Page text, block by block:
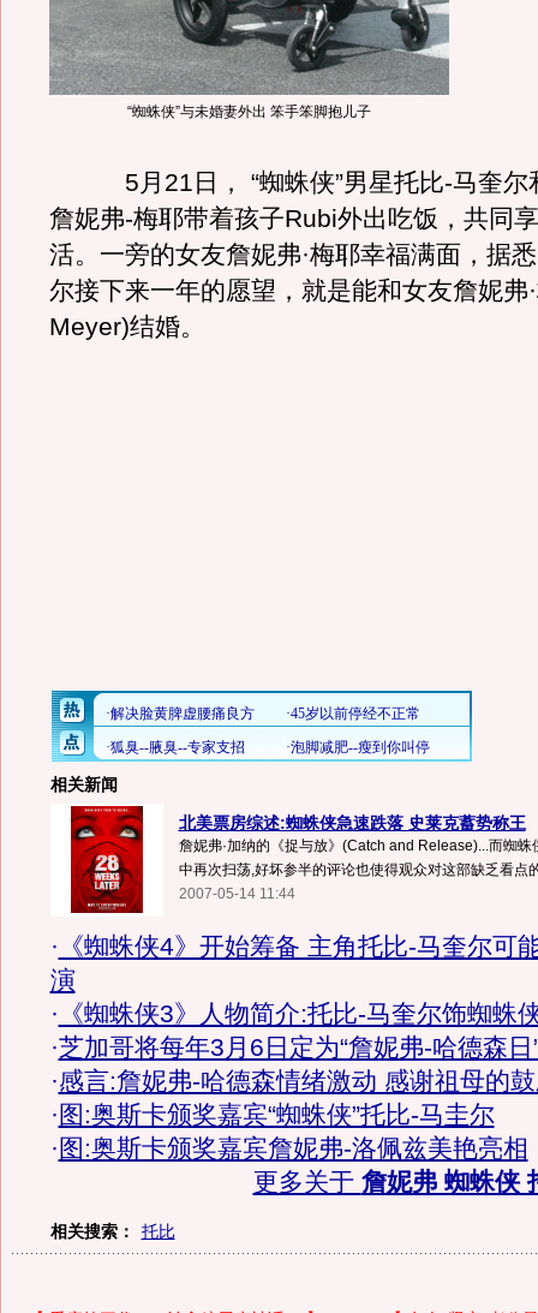
“蜘蛛侠”与未婚妻外出 笨手笨脚抱儿子
5月21日， “蜘蛛侠”男星托比-马奎尔
詹妮弗-梅耶带着孩子Rubi外出吃饭，共同
活。一旁的女友詹妮弗·梅耶幸福满面，据
尔接下来一年的愿望，就是能和女友詹妮弗
Meyer)结婚。
相关新闻
北美票房综述:蜘蛛侠急速跌落 史莱克蓄势称王
詹妮弗·加纳的《捉与放》(Catch and Release)...而蜘
中再次扫荡,好坏参半的评论也使得观众对这部缺乏看点
2007-05-14 11:44
· 《蜘蛛侠4》开始筹备 主角托比-马奎尔可
演
· 《蜘蛛侠3》人物简介:托比-马奎尔饰蜘蛛
·芝加哥将每年3月6日定为“詹妮弗-哈德森日
·感言:詹妮弗-哈德森情绪激动 感谢祖母的
· 图:奥斯卡颁奖嘉宾“蜘蛛侠”托比-马圭尔
· 图:奥斯卡颁奖嘉宾詹妮弗-洛佩兹美艳亮相
更多关于 詹妮弗 蜘蛛侠
相关搜索： 托比